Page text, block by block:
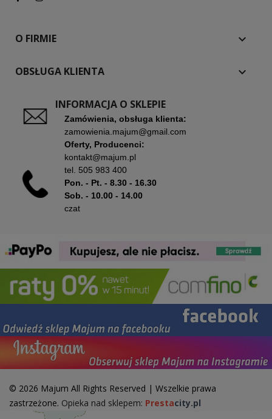
O FIRMIE 
OBSŁUGA KLIENTA 
INFORMACJA O SKLEPIE
Zamówienia, obsługa klienta:
zamowienia.majum@gmail.com
Oferty, Producenci:
kontakt@majum.pl
tel. 505 983 400
Pon. - Pt. - 8.30 - 16.30
Sob. - 10.00 - 14.00
czat
© 2026 Majum All Rights Reserved | Wszelkie prawa
zastrzeżone. Opieka nad sklepem: Prestacity.pl